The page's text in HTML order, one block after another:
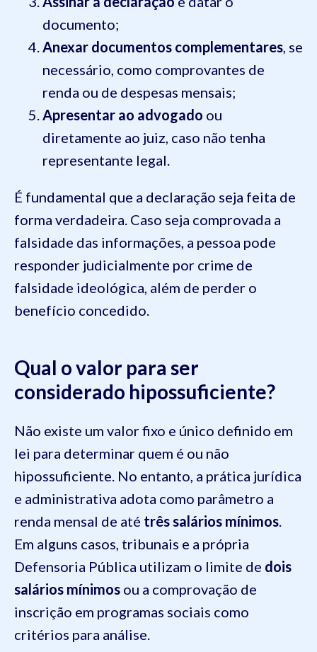
documento;
Anexar documentos complementares , se
necessário, como comprovantes de
renda ou de despesas mensais;
Apresentar ao advogado ou
diretamente ao juiz, caso não tenha
representante legal.
É fundamental que a declaração seja feita de
forma verdadeira. Caso seja comprovada a
falsidade das informações, a pessoa pode
responder judicialmente por crime de
falsidade ideológica, além de perder o
benefício concedido.
Qual o valor para ser
considerado hipossuficiente?
Não existe um valor fixo e único definido em
lei para determinar quem é ou não
hipossuficiente. No entanto, a prática jurídica
e administrativa adota como parâmetro a
renda mensal de até três salários mínimos
Em alguns casos, tribunais e a própria
Defensoria Pública utilizam o limite de dois
salários mínimos ou a comprovação de
inscrição em programas sociais como
critérios para análise.